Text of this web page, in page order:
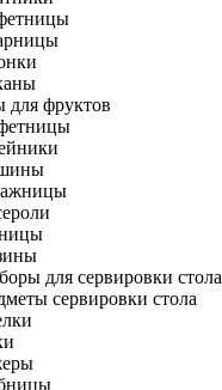
для фруктов
для сервировки стола
сервировки стола